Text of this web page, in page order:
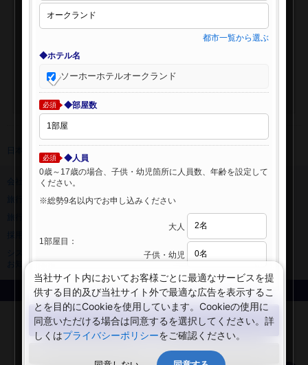
日本旅行 トップ
旅行業登録票・約款
規約集
ニュースリリース
サイトマップ
お知らせ
Copyright © NIPPON TRAVEL AGENCY Co.,LTD. All rights reserved.
都市一覧から選ぶ
◆ホテル名
ソーホーホテルオークランド
必須 ◆部屋数
必須
◆人員
0歳～17歳の場合、子供・幼児箇所に人員数、年齢を設定して
ください。
※総勢9名以内でお申し込みください
1部屋目：
大人
子供・幼児
検索する
閉じる
当社サイト内においてお客様ごとに最適なサービスを提
供する目的及び当社サイト外で最適な広告を表示するこ
とを目的にCookieを使用しています。Cookieの使用に
同意いただける場合は同意するを選択してください。詳
しくはプライバシーポリシーをご確認ください。